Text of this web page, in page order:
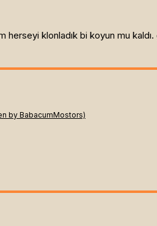
klonladık bi koyun mu
by BabacumMostors)